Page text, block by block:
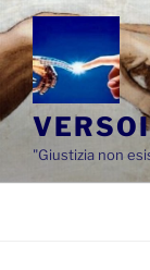
Salta
al
contenuto
"Giustizia non